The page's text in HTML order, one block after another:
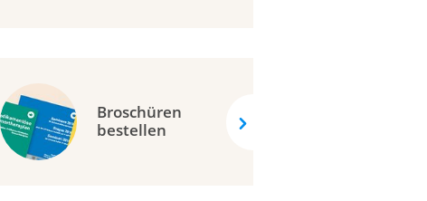
Broschüren
bestellen